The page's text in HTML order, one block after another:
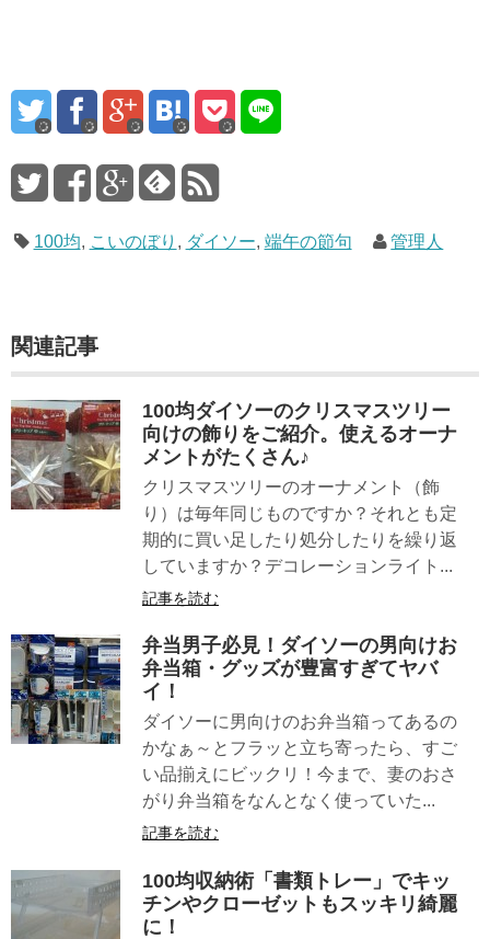
100均, こいのぼり , ダイソー, 端午の節句 管理人
関連記事
100均ダイソーのクリスマスツリー
向けの飾りをご紹介。使えるオーナ
メントがたくさん♪
クリスマスツリーのオーナメント（飾
り）は毎年同じものですか？それとも定
期的に買い足したり処分したりを繰り返
していますか？デコレーションライト...
記事を読む
弁当男子必見！ダイソーの男向けお
弁当箱・グッズが豊富すぎてヤバ
イ！
ダイソーに男向けのお弁当箱ってあるの
かなぁ～とフラッと立ち寄ったら、すご
い品揃えにビックリ！今まで、妻のおさ
がり弁当箱をなんとなく使っていた...
記事を読む
100均収納術「書類トレー」でキッ
チンやクローゼットもスッキリ綺麗
に！